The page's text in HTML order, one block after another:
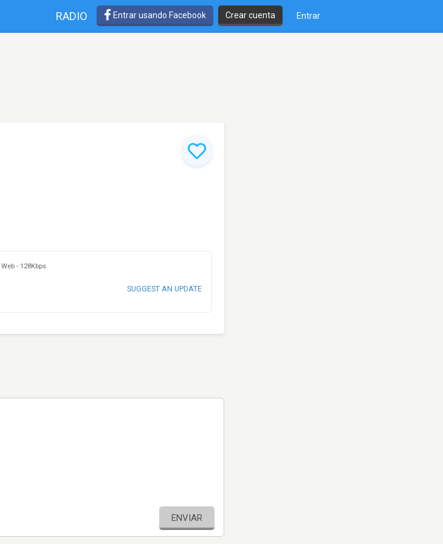
RADIO Entrar usando Facebook Crear cuenta Entrar
Web - 128Kbps
SUGGEST AN UPDATE
ENVIAR